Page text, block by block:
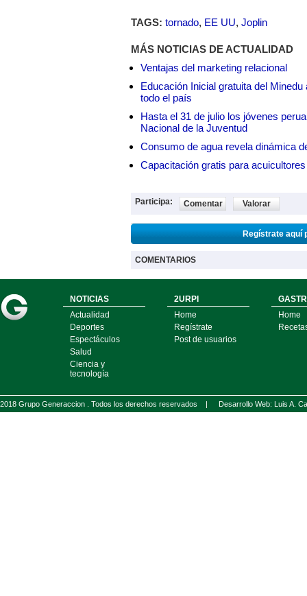
TAGS: tornado, EE UU, Joplin
MÁS NOTICIAS DE ACTUALIDAD
Ventajas del marketing relacional
Educación Inicial gratuita del
todo el país
Hasta el 31 de julio los jóvenes
Nacional de la Juventud
Consumo de agua revela dinámica
Capacitación gratis para
Participa: Comentar Valorar
Regístrate aquí
COMENTARIOS
NOTICIAS
Actualidad
Deportes
Espectáculos
Salud
Ciencia y
tecnología
2URPI
Home
Regístrate
Post de usuarios
Home
2018 Grupo Generaccion . Todos los derechos reservados | Desarrollo Web: Luis